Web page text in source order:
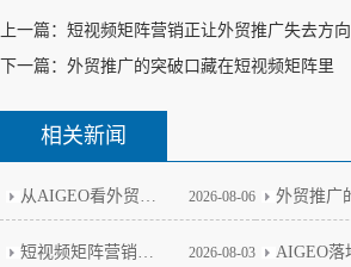
上一篇： 短视频矩阵营销正让外贸推广失去方向
下一篇： 外贸推广的突破口藏在短视频矩阵里
相关新闻
2026-08-06
2026-08-03